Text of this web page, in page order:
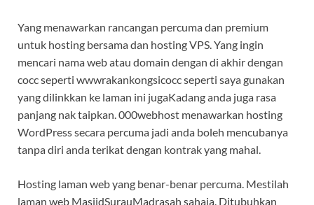
Yang menawarkan rancangan percuma dan premium
untuk hosting bersama dan hosting VPS. Yang ingin
mencari nama web atau domain dengan di akhir dengan
cocc seperti wwwrakankongsicocc seperti saya gunakan
yang dilinkkan ke laman ini jugaKadang anda juga rasa
panjang nak taipkan. 000webhost menawarkan hosting
WordPress secara percuma jadi anda boleh mencubanya
tanpa diri anda terikat dengan kontrak yang mahal.
Hosting laman web yang benar-benar percuma. Mestilah
laman web MasjidSurauMadrasah sahaja. Ditubuhkan